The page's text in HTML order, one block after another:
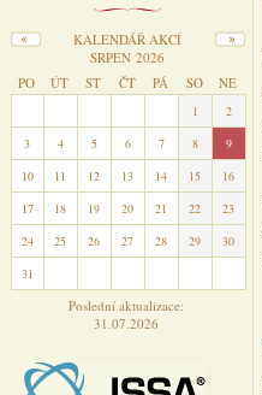
KALENDÁŘ AKCÍ
SRPEN 2026
PO
ÚT ST ČT PÁ SO NE
1
2
3
4 5 6 7 8
9
10
11 12 13 14 15
16
17
18 19 20 21 22
23
24
25 26 27 28 29
30
31
Poslední aktualizace:
31.07.2026